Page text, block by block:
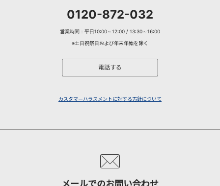
0120-872-032
営業時間：平日10:00～12:00 / 13:30～16:00
※土日祝祭日および年末年始を除く
電話する
カスタマーハラスメントに対する方針について
メールでのお問い合わせ